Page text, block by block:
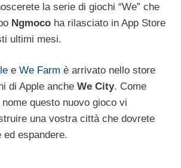
la serie di giochi “We” che
Ngmoco ha rilasciato in App Store
ultimi mesi.
e We Farm è arrivato nello store
di Apple anche We City. Come
questo nuovo gioco vi
una vostra città che dovrete
espandere.